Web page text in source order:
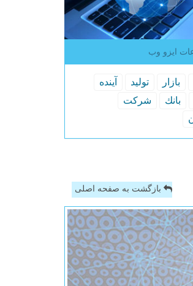
ایزو وب
بازار تولید
آینده
بانك
شركت
بازگشت به صفحه اصلی